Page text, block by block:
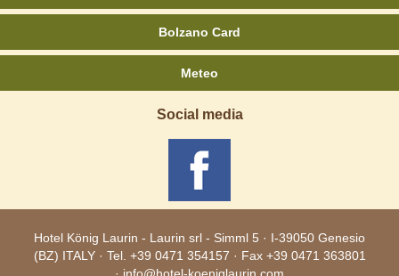
Bolzano Card
Meteo
Social media
Hotel König Laurin - Laurin srl - Simml 5 · I-39050 Genesio
(BZ) ITALY · Tel. +39 0471 354157 · Fax +39 0471 363801